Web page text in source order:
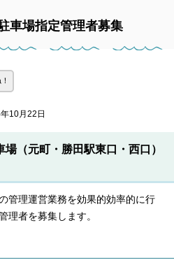
車場指定管理者募集
10月22日
（元町・勝田駅東口・西口）
管理運営業務を効果的効率的に行
理者を募集します。